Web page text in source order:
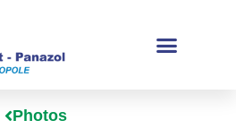
Photos